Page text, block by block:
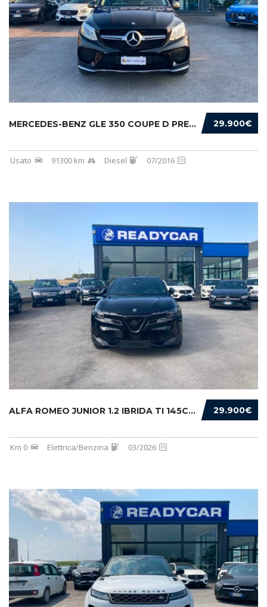
29.900€
MERCEDES-BENZ GLE 350 COUPE D PREMIUM 4MATIC...
Usato 91300 km Diesel 07/2016
29.900€
ALFA ROMEO JUNIOR 1.2 IBRIDA TI 145CV EDCT6
Km 0 Elettrica/Benzina 03/2026